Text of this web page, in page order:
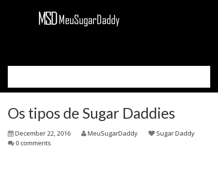
Acessar
Como Funciona
Sobre Nós
Os tipos de Sugar Daddies
December 22, 2016 MeuSugarDaddy
Sugar Daddy
0 comments